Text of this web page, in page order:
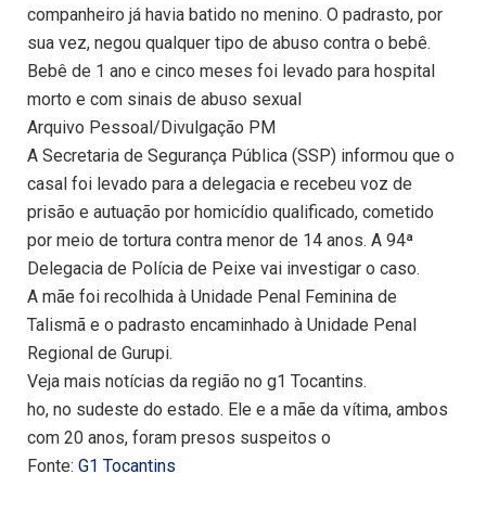
companheiro já havia batido no menino. O padrasto, por
sua vez, negou qualquer tipo de abuso contra o bebê.
Bebê de 1 ano e cinco meses foi levado para hospital
morto e com sinais de abuso sexual
Arquivo Pessoal/Divulgação PM
A Secretaria de Segurança Pública (SSP) informou que o
casal foi levado para a delegacia e recebeu voz de
prisão e autuação por homicídio qualificado, cometido
por meio de tortura contra menor de 14 anos. A 94ª
Delegacia de Polícia de Peixe vai investigar o caso.
A mãe foi recolhida à Unidade Penal Feminina de
Talismã e o padrasto encaminhado à Unidade Penal
Regional de Gurupi.
Veja mais notícias da região no g1 Tocantins.
ho, no sudeste do estado. Ele e a mãe da vítima, ambos
com 20 anos, foram presos suspeitos o
Fonte: G1 Tocantins